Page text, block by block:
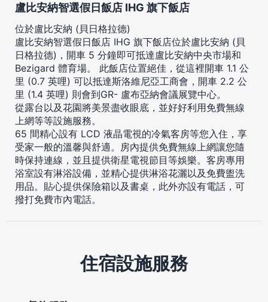
盧比安納智選假日飯店 IHG 旗下飯店
位於盧比安納 (貝日格拉德)
盧比安納智選假日飯店 IHG 旗下飯店位於盧比安納 (貝
日格拉德)，開車 5 分鐘即可抵達盧比安納中央市場和
Bezigard 體育場。 此飯店位置絕佳，從這裡開車 1.1 公
里 (0.7 英哩) 可以抵達斯洛維尼亞工商會，開車 2.2 公
里 (1.4 英哩) 則會到GR- 盧布亞納會議展覽中心。
從露台以及花園將美景盡收眼底，並好好利用免費無線
上網等等設施服務。
65 間精心設有 LCD 液晶電視的冷氣客房等您入住，享
受家一般的溫馨與舒適。房內提供免費無線上網讓您隨
時保持連線，並且提供衛星電視節目等娛樂。客房專用
浴室設有淋浴設備，並精心提供淋浴花灑以及免費盥洗
用品。貼心提供保險箱以及書桌，此外亦設有電話，可
撥打免費市內電話。
住宿設施服務